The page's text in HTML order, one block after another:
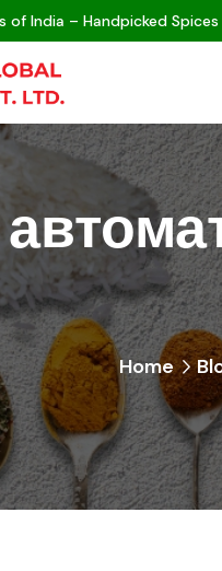
of India – Handpicked
Home